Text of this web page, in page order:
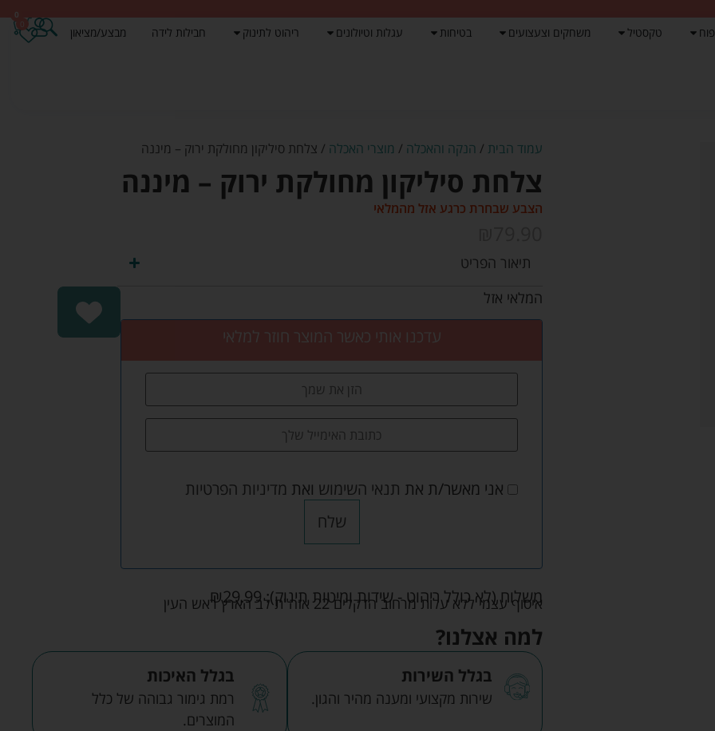
טקסטיל משחקים וצעצועים בטיחות עגלות וטיולונים ריהוט לתינוק חבילות לידה מבצע/מציאון
0
עמוד הבית / הנקה והאכלה / מוצרי האכלה / צלחת סיליקון מחולקת ירוק – מיננה
צלחת סיליקון מחולקת ירוק – מיננה
הצבע שבחרת כרגע אזל מהמלאי
תיאור הפריט
המלאי אזל
עדכנו אותי כאשר המוצר חוזר למלאי
אני מאשר/ת את תנאי השימוש ואת מדיניות הפרטיות
שלח
משלוח (לא כולל ריהוט - שידות ומיטות תינוק): ₪29.99 איסוף עצמי ללא עלות מרחוב הדקלים 22 אזה"ת לב הארץ ראש העין
למה אצלנו?
בגלל השירות
שירות מקצועי ומענה מהיר והגון.
בגלל האיכות
רמת גימור גבוהה של כלל
המוצרים.